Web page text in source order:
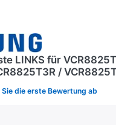
LINKS für
/
Sie die erste Bewertung ab